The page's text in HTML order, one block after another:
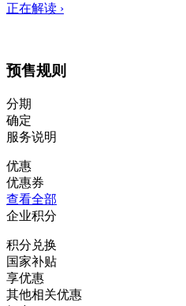
正在解读 ›
预售规则
分期
确定
服务说明
优惠
优惠券
查看全部
企业积分
积分兑换
国家补贴
享优惠
其他相关优惠